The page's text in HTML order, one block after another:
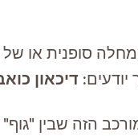
סופנית או
דיכאון
הזה שבין